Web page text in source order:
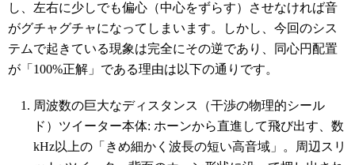
し、左右に少しでも偏心（中心をずらす）させなければ音
がグチャグチャになってしまいます。しかし、今回のシス
テムで起きている現象は完全にその逆であり、同心円配置
が「100%正解」である理由は以下の通りです。
周波数の巨大なディスタンス（干渉の物理的シール
ド）ツイーター本体: ホーンから直進して飛び出す、数
kHz以上の「きめ細かく波長の短い高音域」。周辺スリ